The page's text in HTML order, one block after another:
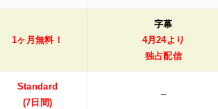
1ヶ月無料！
字幕
4月24より
独占配信
Standard
(7日間)
–